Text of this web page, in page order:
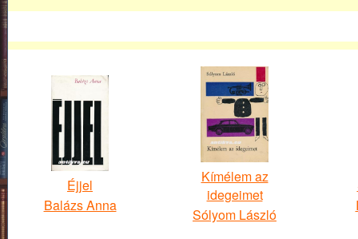
Éjjel
Balázs Anna
Kímélem az
idegeimet
Sólyom László